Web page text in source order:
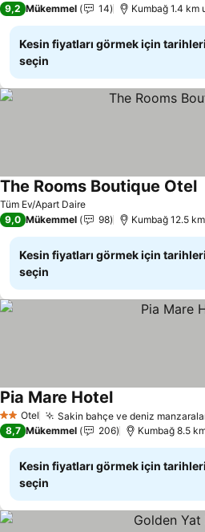
9,2 Mükemmel 14 Kumbağ 1.4 km
Kesin fiyatları görmek için tarihleri
seçin
Tüm Ev/Apart Daire
The Rooms Boutique Otel
9,0 Mükemmel 98 Kumbağ 12.5
Kesin fiyatları görmek için tarihleri
seçin
2 Yıldız
Otel Sakin bahçe ve deniz
Pia Mare Hotel
8,7 Mükemmel 206 Kumbağ 8.5
Kesin fiyatları görmek için tarihleri
seçin